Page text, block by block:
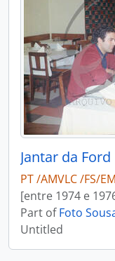
Jantar da Ford
PT /AMVLC /FS/
[entre 1974 e
Part ofFoto
Untitled